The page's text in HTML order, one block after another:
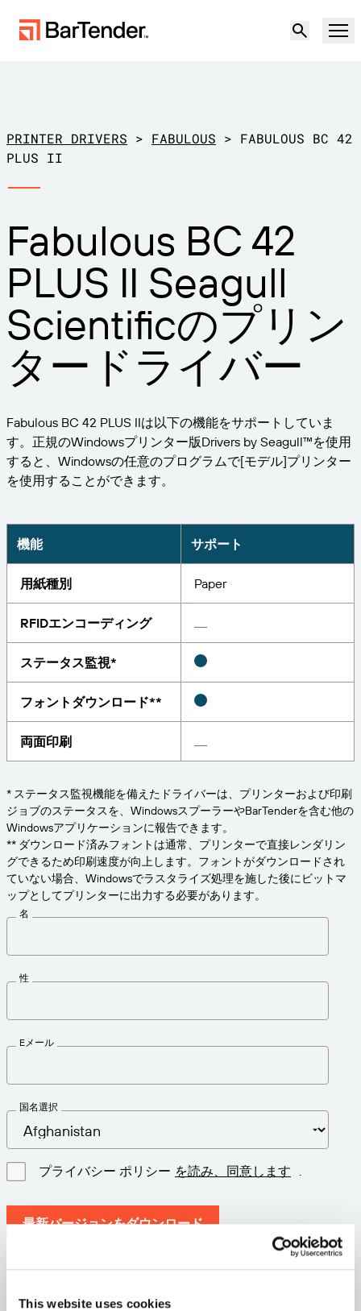
This website uses cookies
ラベリング、マーキング、コーディング
ラベリング機能
作成
管理
アイテムと在庫の追跡
資産追跡機能
サーチ
レポート
製品
価格
無償試用版
技術仕様
さらに詳しく
ソリューション
製造
倉庫
小売
輸送および物流
業界
航空宇宙産業
食品および飲料
医療機器
製薬
ソリューション別
サプライヤーラベル管理
Amazon Transparency
ソリューションの概要
プリンタードライバーのダウンロー
ド
サポートプラン
学ぶ
導入事例
ブログ
リソースライブラリ
ウェビナー
ライフサイクルスケジュール
会社概要
採用情報
ニュースルーム
パートナー
ビジネスを拡大する。顧客により充実したサービス
を提供する。BarTenderの提携パートナーに。
パートナーディレクトリ
BarTenderパートナーを検索し、パートナーディレ
クトリから見積もりやサービスを依頼することがで
パートナーポータル
すでにBarTenderパートナーのお客様は、パートナ
ーポータルへのログイン方法をご覧ください。
サポート
サポートセンター
る質問に対する回答、ハウツー記事を確認できま
す。
サポートへのお問い合わせ
現在サポートされているすべてのBarTender製品に
関するテクニカルアシスタンスのサポートリクエス
トを送信してください。
サポートプラン
無償試用版
営業担当に問い合
わせる
Japanese ログイン
カスタマーポータル
BarTender Cloud
Seagull Software
PRINTER DRIVERS > FABULOUS > FABULOUS BC 42
PLUS II
Fabulous BC 42
PLUS II Seagull
Scientificのプリン
タードライバー
Fabulous BC 42 PLUS IIは以下の機能をサポートしていま
す。正規のWindowsプリンター版Drivers by Seagull™を使用
すると、Windowsの任意のプログラムで[モデル]プリンター
を使用することができます。
機能 サポート
用紙種別 Paper
RFIDエンコーディング
ステータス監視*
フォントダウンロード**
両面印刷
* ステータス監視機能を備えたドライバーは、プリンターおよび印刷
ジョブのステータスを、WindowsスプーラーやBarTenderを含む他の
Windowsアプリケーションに報告できます。
** ダウンロード済みフォントは通常、プリンターで直接レンダリン
グできるため印刷速度が向上します。フォントがダウンロードされ
ていない場合、Windowsでラスタライズ処理を施した後にビットマ
ップとしてプリンターに出力する必要があります。
名
性
Eメール
国名選択
プライバシー ポリシー を読み、同意します
最新バージョンをダウンロード
サイズ: 111.4 M